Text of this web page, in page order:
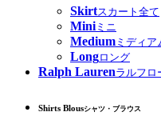
Skirtスカート全て
Miniミニ
Medium ミディア
Longロング
Ralph Laurenラルフロ
Shirts Blousシャツ・ブラウス